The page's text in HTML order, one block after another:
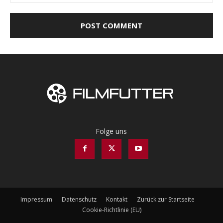
Folge uns
Impressum Datenschutz Kontakt
Zurück zur Startseite
Cookie-Richtlinie (EU)